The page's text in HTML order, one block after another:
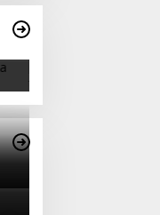
Strategi PPP
Ganjar dan Gus Yasin